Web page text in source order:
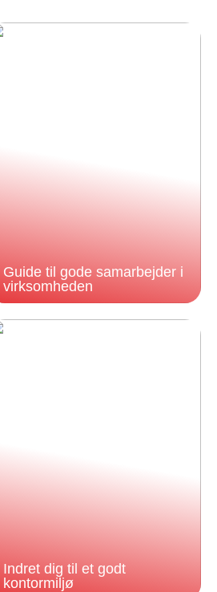
Guide til gode samarbejder i
virksomheden
Indret dig til et godt
kontormiljø